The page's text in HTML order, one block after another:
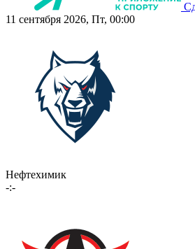
11 сентября 2026, Пт, 00:00
Нефтехимик
-:-